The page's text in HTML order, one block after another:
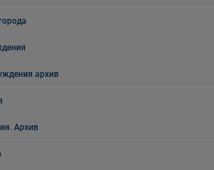
архив
Архив